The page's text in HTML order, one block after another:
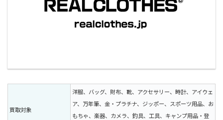
買取対象
洋服、バッグ、財布、靴、アクセサリー、時計、アイウェ
ア、万年筆、金・プラチナ、ジッポー、スポーツ用品、お
もちゃ、楽器、カメラ、釣具、工具、キャンプ用品・登